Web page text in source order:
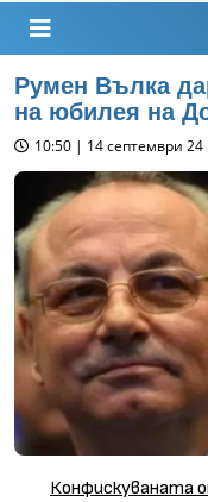
Румен Вълка
на юбилея на
10:50 | 14 септември 24
Конфискуваната